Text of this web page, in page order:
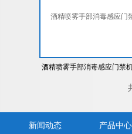
酒精喷雾手部消毒感应门禁
新闻动态
产品中心